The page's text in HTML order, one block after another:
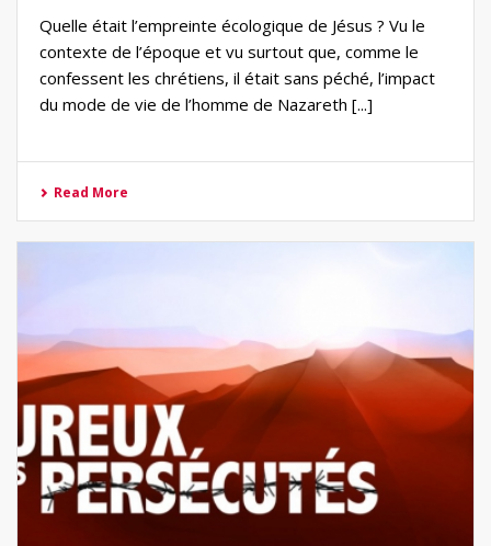
Quelle était l’empreinte écologique de Jésus ? Vu le
contexte de l’époque et vu surtout que, comme le
confessent les chrétiens, il était sans péché, l’impact
du mode de vie de l’homme de Nazareth [...]
Read More